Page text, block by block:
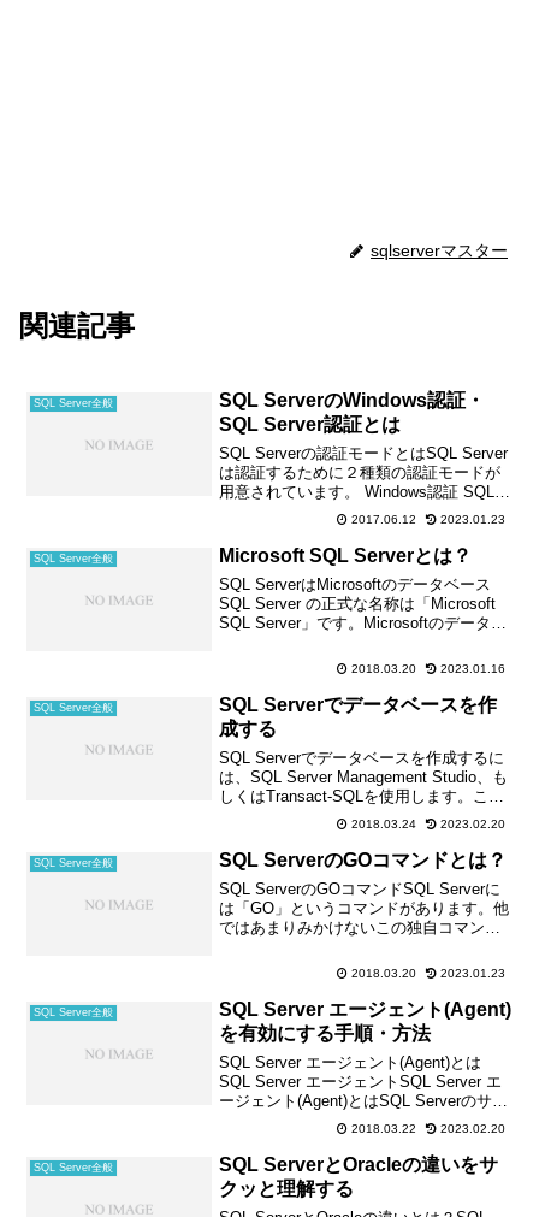
sqlserverマスター
関連記事
SQL Server全般
SQL ServerのWindows認証・
SQL Server認証とは
SQL Serverの認証モードとはSQL Server
は認証するために２種類の認証モードが
用意されています。 Windows認証 SQL
Server認証Windows認証とSQL Server認
証です。参照：認証モードの選択 - Tec...
2017.06.12 2023.01.23
SQL Server全般 Microsoft SQL Serverとは？
SQL ServerはMicrosoftのデータベース
SQL Server の正式な名称は「Microsoft
SQL Server」です。Microsoftのデータベ
です。SQL Server...2018.03.20 2023.01.16
SQL Server全般
SQL Serverでデータベースを作
成する
SQL Serverでデータベースを作成するに
は、SQL Server Management Studio、も
しくはTransact-SQLを使用します。ここ
ではSQL Server Management Studioを使
用したデータベース...
2018.03.24 2023.02.20
SQL Server全般 SQL ServerのGOコマンドとは？
SQL ServerのGOコマンドSQL Serverに
は「GO」というコマンドがあります。他
ではあまりみかけないこの独自コマンド
用できるところGOコマンドはSQLコマン
2018.03.20 2023.01.23
SQL Server全般
SQL Server エージェント(Agent)
を有効にする手順・方法
SQL Server エージェント(Agent)とは
SQL Server エージェントSQL Server エ
ージェント(Agent)とはSQL Serverのサー
ビスの１つです。スケジュール化したジ
ョブを実行するのがSQL Server ...
2018.03.22 2023.02.20
SQL Server全般
SQL ServerとOracleの違いをサ
クッと理解する